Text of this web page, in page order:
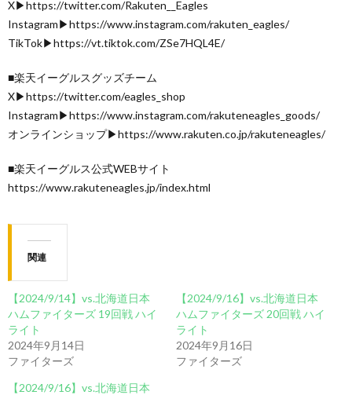
X▶https://twitter.com/Rakuten__Eagles
Instagram▶https://www.instagram.com/rakuten_eagles/
TikTok▶https://vt.tiktok.com/ZSe7HQL4E/
■楽天イーグルスグッズチーム
X▶https://twitter.com/eagles_shop
Instagram▶https://www.instagram.com/rakuteneagles_goods/
オンラインショップ▶https://www.rakuten.co.jp/rakuteneagles/
■楽天イーグルス公式WEBサイト
https://www.rakuteneagles.jp/index.html
関連
【2024/9/14】vs.北海道日本
ハムファイターズ 19回戦 ハイ
ライト
2024年9月14日
ファイターズ
【2024/9/16】vs.北海道日本
ハムファイターズ 20回戦 ハイ
ライト
2024年9月16日
ファイターズ
【2024/9/16】vs.北海道日本